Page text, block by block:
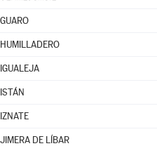
GUARO
HUMILLADERO
IGUALEJA
ISTÁN
IZNATE
JIMERA DE LÍBAR